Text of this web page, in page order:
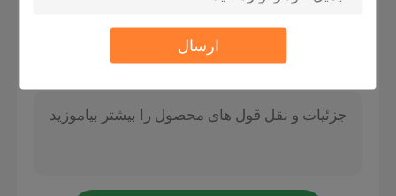
ارسال
قطعات نمایش کابل